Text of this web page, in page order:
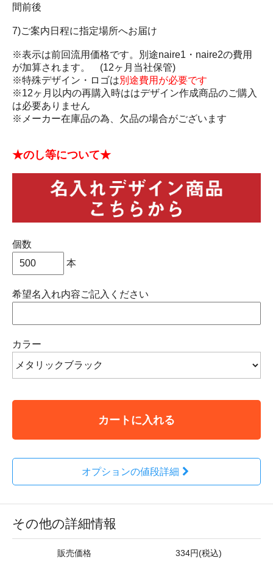
間前後
7)ご案内日程に指定場所へお届け
※表示は前回流用価格です。別途naire1・naire2の費用
が加算されます。 (12ヶ月当社保管)
※特殊デザイン・ロゴは別途費用が必要です
※12ヶ月以内の再購入時ははデザイン作成商品のご購入
は必要ありません
※メーカー在庫品の為、欠品の場合がございます
★のし等について★
個数
本
希望名入れ内容ご記入ください
カラー
カートに入れる
オプションの値段詳細
その他の詳細情報
販売価格 334円(税込)